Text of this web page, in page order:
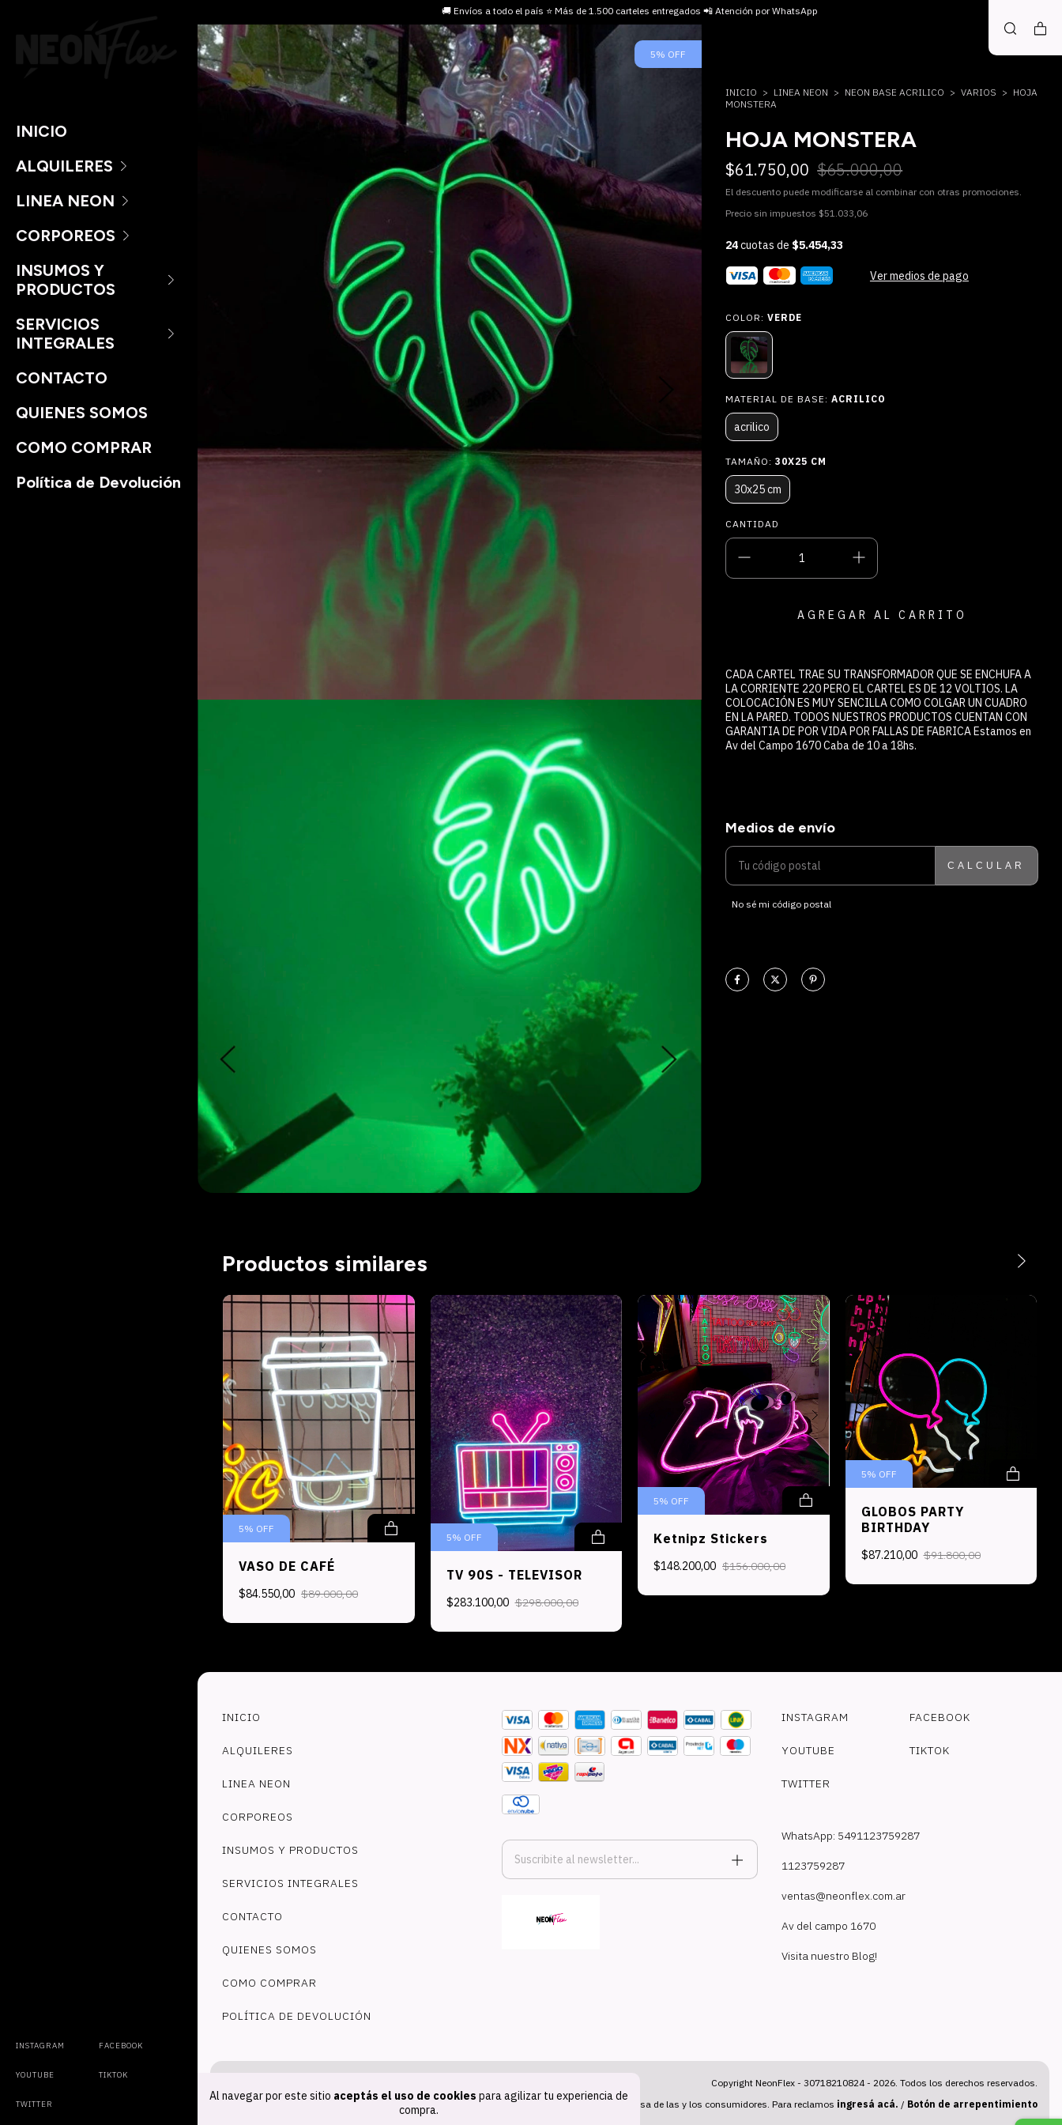
INICIO
ALQUILERES
LINEA NEON
CORPOREOS
INSUMOS Y
PRODUCTOS
SERVICIOS
INTEGRALES
CONTACTO
QUIENES SOMOS
COMO COMPRAR
Política de Devolución
INSTAGRAM FACEBOOK
YOUTUBE TIKTOK
TWITTER
Al navegar por este sitio aceptás el uso de cookies para agilizar tu experiencia de
compra.
🚚 Envíos a todo el país ⭐ Más de 1.500 carteles entregados 📲 Atención por WhatsApp
5% OFF
INICIO > LINEA NEON > NEON BASE ACRILICO > VARIOS > HOJA
MONSTERA
HOJA MONSTERA
$61.750,00 $65.000,00
El descuento puede modificarse al combinar con otras promociones.
Precio sin impuestos $51.033,06
24cuotas de $5.454,33
Ver medios de pago
COLOR:VERDE
MATERIAL DE BASE:ACRILICO
acrilico
TAMAÑO:30X25 CM
30x25 cm
CANTIDAD
CADA CARTEL TRAE SU TRANSFORMADOR QUE SE ENCHUFA A
LA CORRIENTE 220 PERO EL CARTEL ES DE 12 VOLTIOS. LA
COLOCACIÓN ES MUY SENCILLA COMO COLGAR UN CUADRO
EN LA PARED. TODOS NUESTROS PRODUCTOS CUENTAN CON
GARANTIA DE POR VIDA POR FALLAS DE FABRICA Estamos en
Av del Campo 1670 Caba de 10 a 18hs.
ENTREGAS PARA EL CP:
Medios de envío
CALCULAR
No sé mi código postal
Productos similares
5% OFF
VASO DE CAFÉ
$84.550,00 $89.000,00
5% OFF
TV 90S - TELEVISOR
$283.100,00 $298.000,00
5% OFF
Ketnipz Stickers
$148.200,00 $156.000,00
5% OFF
GLOBOS PARTY
BIRTHDAY
$87.210,00 $91.800,00
INICIO
ALQUILERES
LINEA NEON
CORPOREOS
INSUMOS Y PRODUCTOS
SERVICIOS INTEGRALES
CONTACTO
QUIENES SOMOS
COMO COMPRAR
POLÍTICA DE DEVOLUCIÓN
INSTAGRAM FACEBOOK
YOUTUBE TIKTOK
TWITTER
WhatsApp: 5491123759287
1123759287
ventas@neonflex.com.ar
Av del campo 1670
Visita nuestro Blog!
Copyright NeonFlex - 30718210824 - 2026. Todos los derechos reservados.
Defensa de las y los consumidores. Para reclamos ingresá acá. / Botón de arrepentimiento